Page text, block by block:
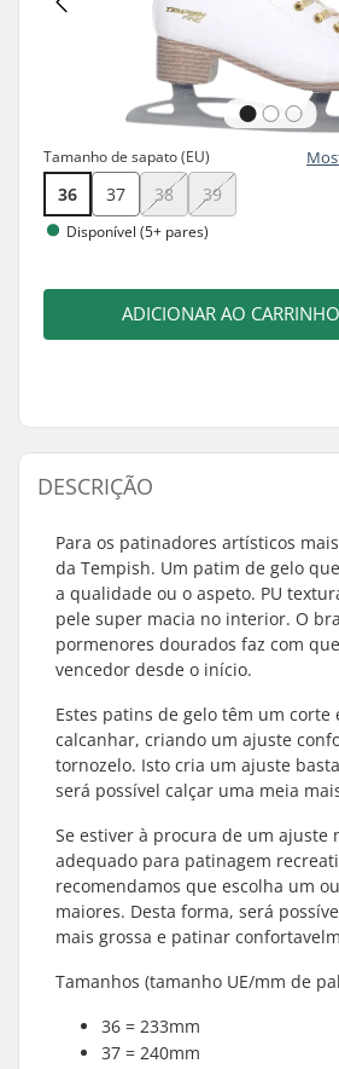
Tamanho de sapato (EU)
36 37 38 39
Disponível (5+ pares)
ADICIONAR AO CARRINHO
DESCRIÇÃO
Para os patinadores artísticos
da Tempish. Um patim de gelo
a qualidade ou o aspeto. PU
pele super macia no interior. O
pormenores dourados faz com
vencedor desde o início.
Estes patins de gelo têm um corte
calcanhar, criando um ajuste
tornozelo. Isto cria um ajuste
será possível calçar uma meia
Se estiver à procura de um ajuste
adequado para patinagem
recomendamos que escolha um
maiores. Desta forma, será
mais grossa e patinar
Tamanhos (tamanho UE/mm de
36 = 233mm
37 = 240mm